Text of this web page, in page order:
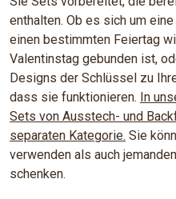
enthalten. Ob es sich um
einen bestimmten Feiertag
Valentinstag gebunden ist,
Designs der Schlüssel zu
dass sie funktionieren. In
Sets von Ausstech- und
separaten Kategorie. Sie
verwenden als auch
schenken.